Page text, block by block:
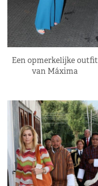
Een opmerkelijke outfit
van Máxima